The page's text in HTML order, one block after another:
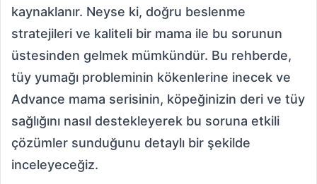
kaynaklanır. Neyse ki, doğru beslenme
stratejileri ve kaliteli bir mama ile bu sorunun
üstesinden gelmek mümkündür. Bu rehberde,
tüy yumağı probleminin kökenlerine inecek ve
Advance mama serisinin, köpeğinizin deri ve tüy
sağlığını nasıl destekleyerek bu soruna etkili
çözümler sunduğunu detaylı bir şekilde
inceleyeceğiz.